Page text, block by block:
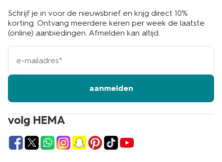
volg HEMA
Schrijf je in voor de nieuwsbrief en krijg direct 10%
korting. Ontvang meerdere keren per week de laatste
(online) aanbiedingen. Afmelden kan altijd.
e-
mailadres
aanmelden